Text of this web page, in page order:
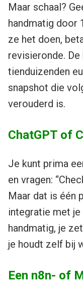
Maar schaal?
handmatig door
ze het doen,
revisieronde.
tienduizenden
snapshot die
verouderd is.
ChatGPT of
Je kunt prima
en vragen:
Maar dat is één
integratie met
handmatig, je
je houdt zelf bij
Een n8n- of